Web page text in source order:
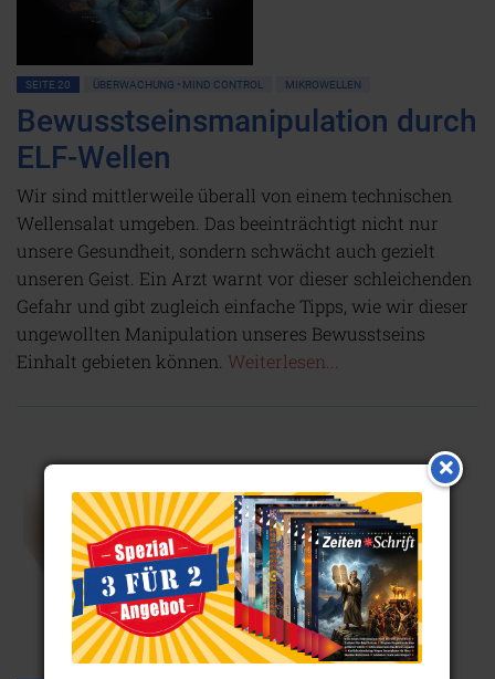
SEITE 20 ÜBERWACHUNG • MIND CONTROL MIKROWELLEN
Bewusstseinsmanipulation durch
ELF-Wellen
Wir sind mittlerweile überall von einem technischen
Wellensalat umgeben. Das beeinträchtigt nicht nur
unsere Gesundheit, sondern schwächt auch gezielt
unseren Geist. Ein Arzt warnt vor dieser schleichenden
Gefahr und gibt zugleich einfache Tipps, wie wir dieser
ungewollten Manipulation unseres Bewusstseins
Einhalt gebieten können. Weiterlesen...